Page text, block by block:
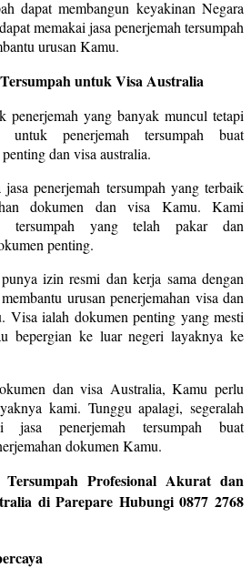
dapat membangun keyakinan Negara
memakai jasa penerjemah tersumpah
urusan Kamu.
untuk Visa Australia
penerjemah yang banyak muncul tetapi
penerjemah tersumpah buat
dan visa australia.
penerjemah tersumpah yang terbaik
dokumen dan visa Kamu. Kami
tersumpah yang telah pakar dan
penting.
izin resmi dan kerja sama dengan
urusan penerjemahan visa dan
Visa ialah dokumen penting yang mesti
bepergian ke luar negeri layaknya ke
dan visa Australia, Kamu perlu
kami. Tunggu apalagi, segeralah
jasa penerjemah tersumpah buat
dokumen Kamu.
Profesional Akurat dan
di Parepare Hubungi 0877 2768